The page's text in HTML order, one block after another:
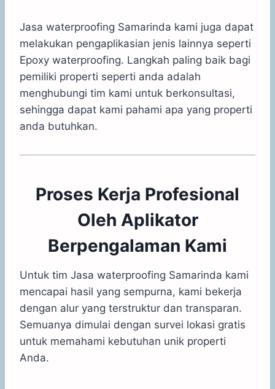
Jasa waterproofing Samarinda kami juga dapat
melakukan pengaplikasian jenis lainnya seperti
Epoxy waterproofing. Langkah paling baik bagi
pemiliki properti seperti anda adalah
menghubungi tim kami untuk berkonsultasi,
sehingga dapat kami pahami apa yang properti
anda butuhkan.
Proses Kerja Profesional
Oleh Aplikator
Berpengalaman Kami
Untuk tim Jasa waterproofing Samarinda kami
mencapai hasil yang sempurna, kami bekerja
dengan alur yang terstruktur dan transparan.
Semuanya dimulai dengan survei lokasi gratis
untuk memahami kebutuhan unik properti
Anda.